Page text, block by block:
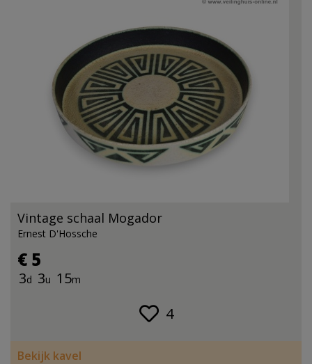
Vintage schaal Mogador
Ernest D'Hossche
€ 5
3d 3u 15m
4
Bekijk kavel